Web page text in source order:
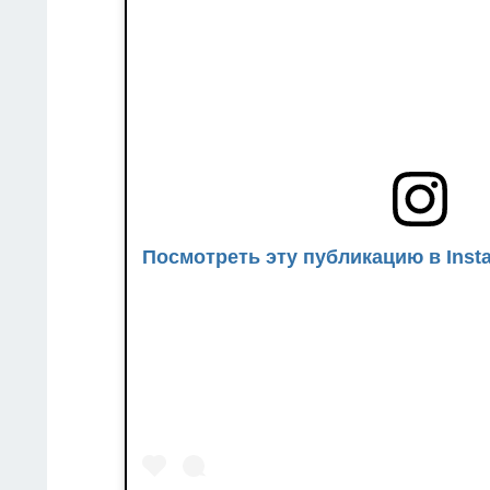
Посмотреть эту публикацию в